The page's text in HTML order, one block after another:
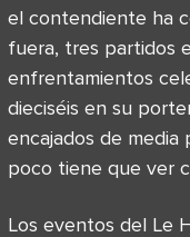
el contendiente ha
fuera, tres partidos
enfrentamientos
dieciséis en su
encajados de
poco tiene que ver
Los eventos del Le